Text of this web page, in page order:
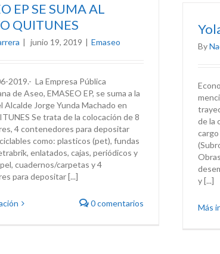
EP SE SUMA AL
QUITUNES
| junio 19, 2019 | Emaseo
2019.- La Empresa Pública
de Aseo, EMASEO EP, se suma a la
Alcalde Jorge Yunda Machado en
Se trata de la colocación de 8
4 contenedores para depositar
como: plasticos (pet), fundas
enlatados, cajas, periódicos y
cuadernos/carpetas y 4
para depositar [...]
0 comentarios
By
de la
y [...]
Más